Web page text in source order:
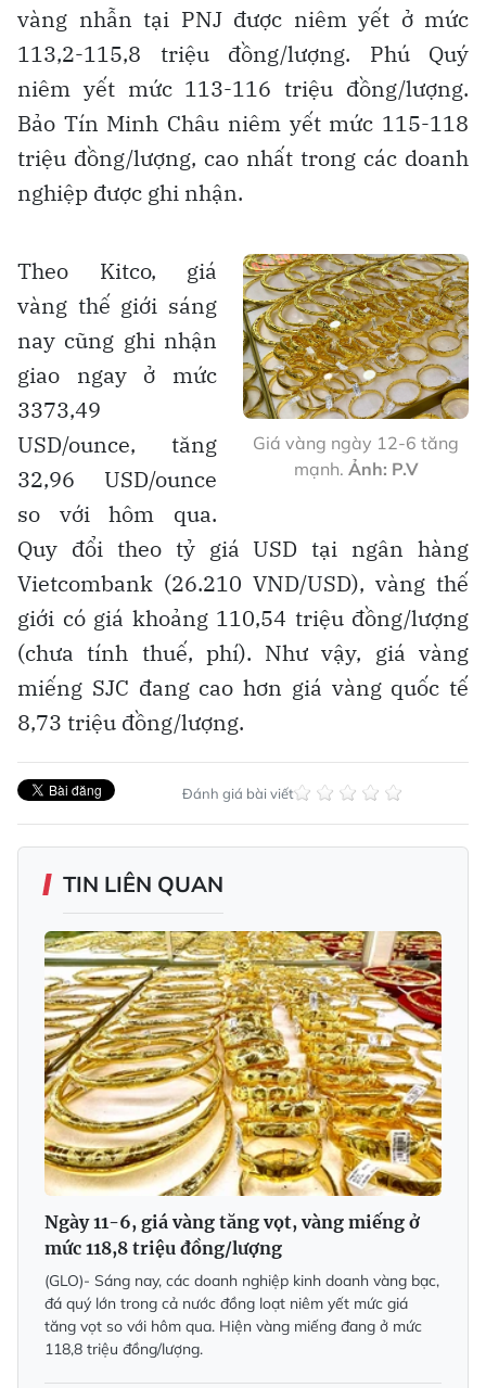
vàng nhẫn tại PNJ được niêm yết ở mức
113,2-115,8 triệu đồng/lượng. Phú Quý
niêm yết mức 113-116 triệu đồng/lượng.
Bảo Tín Minh Châu niêm yết mức 115-118
triệu đồng/lượng, cao nhất trong các doanh
nghiệp được ghi nhận.
Giá vàng ngày 12-6 tăng
mạnh. Ảnh: P.V
Theo Kitco, giá
vàng thế giới sáng
nay cũng ghi nhận
giao ngay ở mức
3373,49
USD/ounce, tăng
32,96 USD/ounce
so với hôm qua.
Quy đổi theo tỷ giá USD tại ngân hàng
Vietcombank (26.210 VND/USD), vàng thế
giới có giá khoảng 110,54 triệu đồng/lượng
(chưa tính thuế, phí). Như vậy, giá vàng
miếng SJC đang cao hơn giá vàng quốc tế
8,73 triệu đồng/lượng.
Đánh giá bài viết
TIN LIÊN QUAN
Ngày 11-6, giá vàng tăng vọt, vàng miếng ở
mức 118,8 triệu đồng/lượng
(GLO)- Sáng nay, các doanh nghiệp kinh doanh vàng bạc,
đá quý lớn trong cả nước đồng loạt niêm yết mức giá
tăng vọt so với hôm qua. Hiện vàng miếng đang ở mức
118,8 triệu đồng/lượng.